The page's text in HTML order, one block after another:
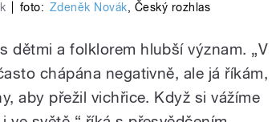
foto: Zdeněk Novák, Český rozhlas
dětmi a folklorem hlubší význam. „V
chápána negativně, ale já říkám,
aby přežil vichřice. Když si vážíme